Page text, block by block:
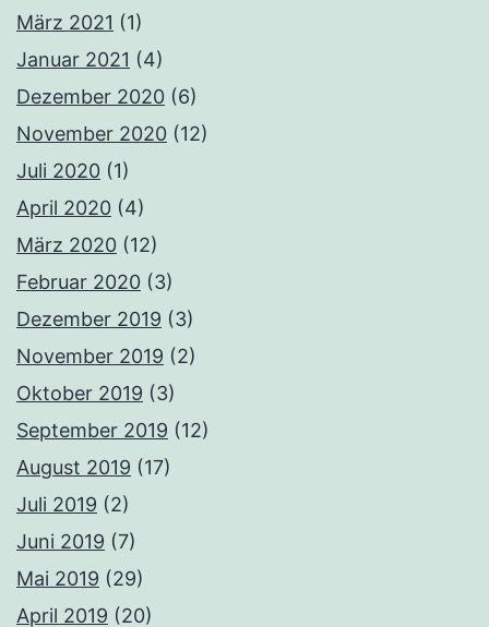
März 2021 (1)
Januar 2021 (4)
Dezember 2020 (6)
November 2020 (12)
Juli 2020 (1)
April 2020 (4)
März 2020 (12)
Februar 2020 (3)
Dezember 2019 (3)
November 2019 (2)
Oktober 2019 (3)
September 2019 (12)
August 2019 (17)
Juli 2019 (2)
Juni 2019 (7)
Mai 2019 (29)
April 2019 (20)